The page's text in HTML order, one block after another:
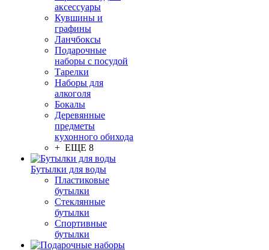
аксессуары
Кувшины и
графины
Ланчбоксы
Подарочные
наборы с посудой
Тарелки
Наборы для
алкоголя
Бокалы
Деревянные
предметы
кухонного обихода
+ ЕЩЕ 8
Бутылки для воды
Пластиковые
бутылки
Стеклянные
бутылки
Спортивные
бутылки